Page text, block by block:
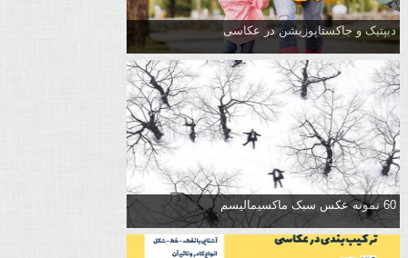
دیپتیک و جاکستا‌پوزیشن در عکاسی
60 نمونه عکس سبک ماکسیمالیسم